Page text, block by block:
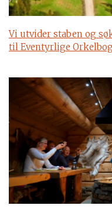
Vi utvider staben og
til Eventyrlige